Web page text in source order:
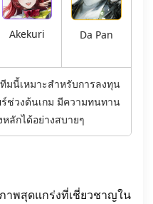
Akekuri Da Pan
มนี้เหมาะสำหรับการลงทุน
ร์ช่วงต้นเกม มีความทนทาน
หลักได้อย่างสบายๆ
าพสุดแกร่งที่เชี่ยวชาญใน